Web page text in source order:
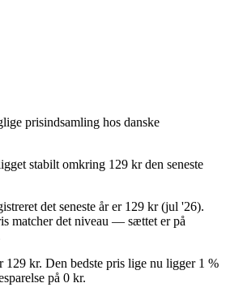
prisindsamling hos danske
stabilt omkring 129 kr den seneste
det seneste år er 129 kr (jul '26).
matcher det niveau — sættet er på
129 kr. Den bedste pris lige nu ligger 1 %
på 0 kr.